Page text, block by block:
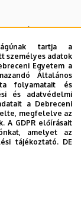
célja olyan
betegségek
szolgálhatnak.
érintő
Alzheimer kór,
és
elősegítő
segítségével,
célzott
tartja a
személyes adatok
Egyetem a
Általános
folyamatait és
és adatvédelmi
a Debreceni
megfelelve az
A GDPR előírásait
amelyet az
tájékoztató. DE